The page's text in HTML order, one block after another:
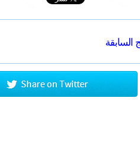
السابقة